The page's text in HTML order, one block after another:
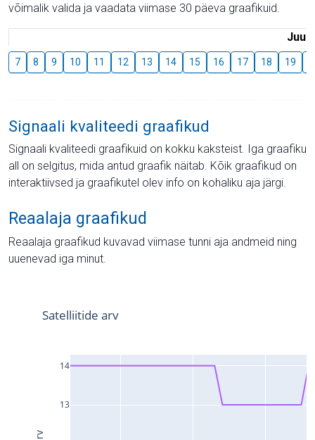
võimalik valida ja vaadata viimase 30 päeva graafikuid.
Juuli
7 8 9 10 11 12 13 14 15 16 17 18 19
Signaali kvaliteedi graafikud
Signaali kvaliteedi graafikuid on kokku kaksteist. Iga graafiku
all on selgitus, mida antud graafik näitab. Kõik graafikud on
interaktiivsed ja graafikutel olev info on kohaliku aja järgi.
Reaalaja graafikud
Reaalaja graafikud kuvavad viimase tunni aja andmeid ning
uuenevad iga minut.